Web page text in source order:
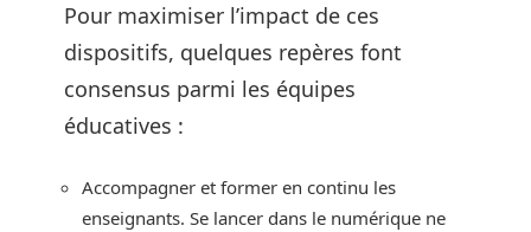
Pour maximiser l’impact de ces
dispositifs, quelques repères font
consensus parmi les équipes
éducatives :
Accompagner et former en continu les
enseignants. Se lancer dans le numérique ne